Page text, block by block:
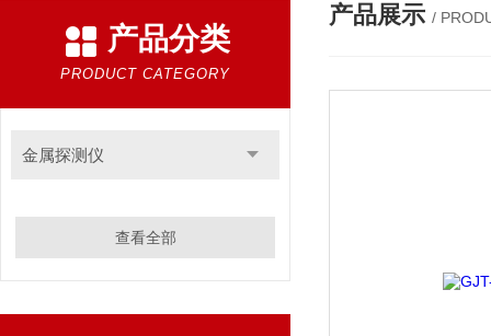
产品分类
PRODUCT CATEGORY
金属探测仪
查看全部
产品展示 /